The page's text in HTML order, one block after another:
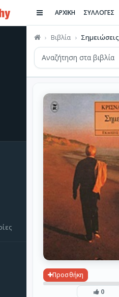
ΑΡΧΙΚΗ ΣΥΛΛΟΓΕΣ
Βιβλία Σημειώσεις
Προσθήκη
0